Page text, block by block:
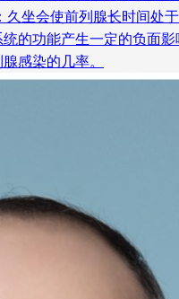
坐会使前列腺长时间处
的功能产生一定的负面
感染的几率。